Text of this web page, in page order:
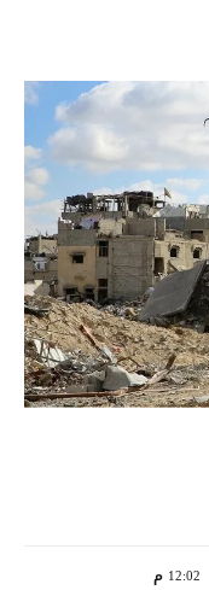
12:02 م